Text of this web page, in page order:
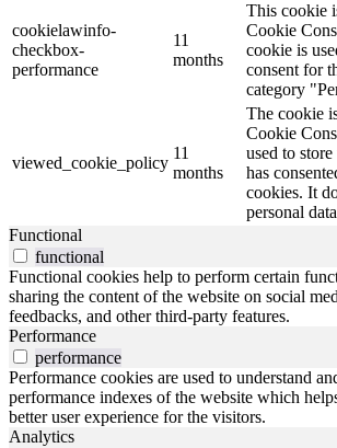
cookielawinfo-
checkbox-
performance
11
months
This cookie
Cookie
cookie is
consent for
category
viewed_cookie_policy
11
months
The cookie
Cookie
used to
has
cookies. It
personal
Functional
functional
Functional cookies help to perform certain
sharing the content of the website on social
feedbacks, and other third-party features.
Performance
performance
Performance cookies are used to understand
performance indexes of the website which
better user experience for the visitors.
Analytics